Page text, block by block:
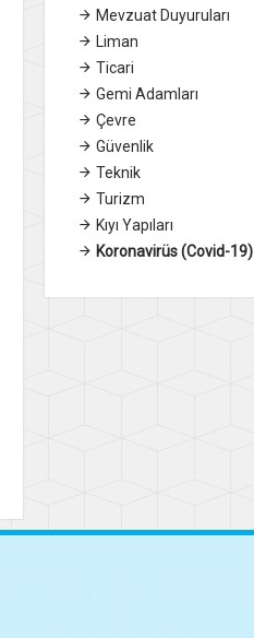
Mevzuat Duyuruları
Liman
Ticari
Gemi Adamları
Çevre
Güvenlik
Teknik
Turizm
Kıyı Yapıları
Koronavirüs (Covid-19)